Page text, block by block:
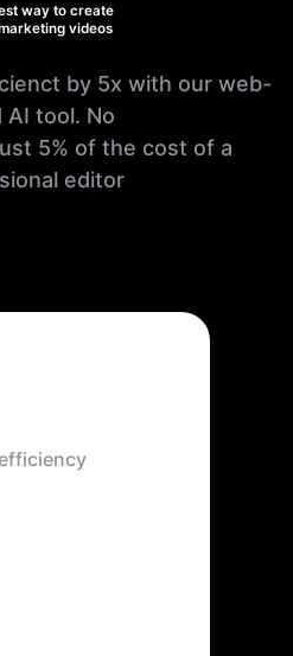
way to create
videos
by 5x with our web-
AI tool. No
5% of the cost of a
editor